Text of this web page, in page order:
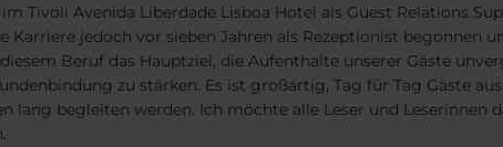
Tivoli Avenida Liberdade Lisboa Hotel als Guest Relations
jedoch vor sieben Jahren als Rezeptionist begonnen
Beruf das Hauptziel, die Aufenthalte unserer Gäste
zu stärken. Es ist großartig, Tag für Tag Gäste
lang begleiten werden. Ich möchte alle Leser und Leserinnen